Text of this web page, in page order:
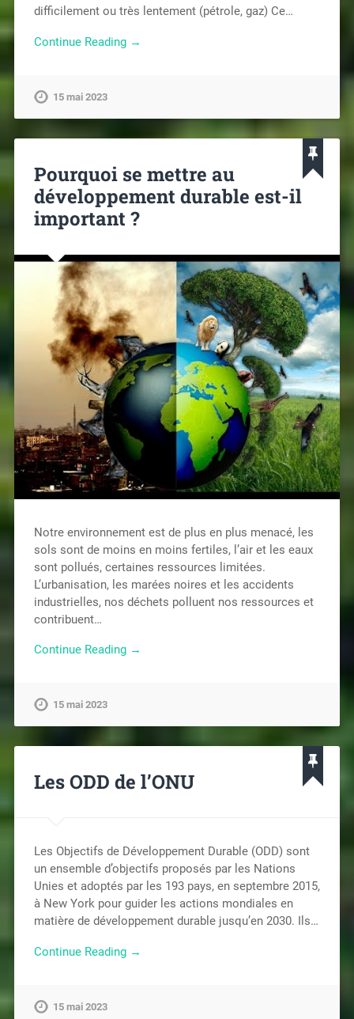
difficilement ou très lentement (pétrole, gaz) Ce…
Continue Reading →
15 mai 2023
Pourquoi se mettre au
développement durable est-il
important ?
Notre environnement est de plus en plus menacé, les
sols sont de moins en moins fertiles, l’air et les eaux
sont pollués, certaines ressources limitées.
L’urbanisation, les marées noires et les accidents
industrielles, nos déchets polluent nos ressources et
contribuent…
Continue Reading →
15 mai 2023
Les ODD de l’ONU
Les Objectifs de Développement Durable (ODD) sont
un ensemble d’objectifs proposés par les Nations
Unies et adoptés par les 193 pays, en septembre 2015,
à New York pour guider les actions mondiales en
matière de développement durable jusqu’en 2030. Ils…
Continue Reading →
15 mai 2023